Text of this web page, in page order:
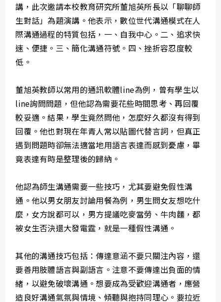
講，此次邀請本校教育研究所董旭英所長以「聊聊師
生對話」為題演講。他表示，數位世代溝通模式在人
際溝通過程的特質包括，一、自我中心。二、追求快
速、便捷。三、簡化溝通符號。四、挫折容忍度較
低。
董旭英教師以常用的通訊軟體line為例，曾有學生以
line詢問問題，但他認為需要花些時間思考、再回覆
較妥適。結果，學生竟然問他，怎麼好久都沒有得到
回覆。他也對現在年青人常以貼圖代替言詞，但真正
遇到問題時卻無法適當地用語言表達而感到憂慮，畢
竟表達有時是整理後的歸納。
他認為師生溝通需要一些技巧，尤其要避免假性溝
通。他以男女朋友討論用餐為例，男生問女友想吃什
麼，女方說都可以，男方提議吃麥當勞、牛肉麵，都
被女生否決還大發電霆，就是一種假性溝通。
其他的溝通技巧包括：傳達意涵不要只關注內容，還
要善用肢體語言與副語言。注意不要傳達出負面的情
緒，以避免破壞溝通。想要成為受歡迎溝通者，應營
造良好溝通氣氛與情境、傾聽與抱持同理心。要拉近